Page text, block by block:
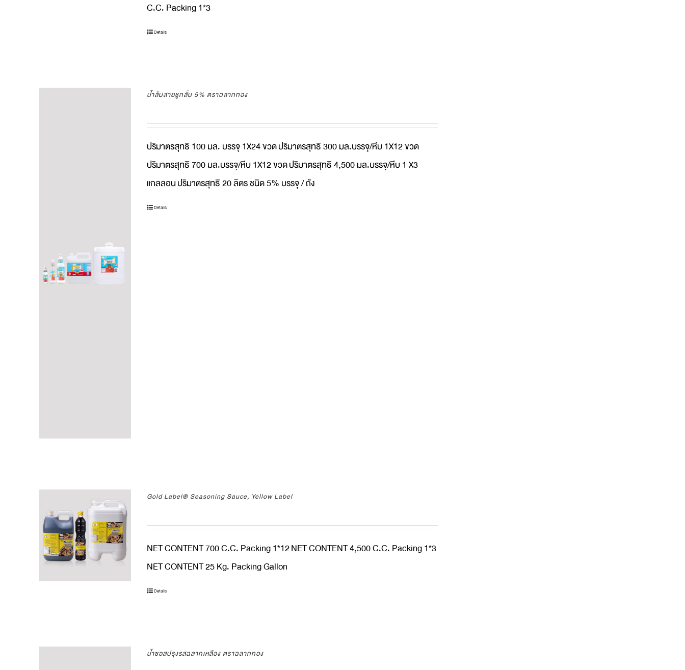
C.C. Packing 1*3
Details
น้ำส้มสายชูกลั่น 5% ตราฉลากทอง
ปริมาตรสุทธิ 100 มล. บรรจุ 1X24 ขวดปริมาตรสุทธิ 300 มล.บรรจุ/หีบ 1X12 ขวด
ปริมาตรสุทธิ 700 มล.บรรจุ/หีบ 1X12 ขวดปริมาตรสุทธิ 4,500 มล.บรรจุ/หีบ 1 X3
แกลลอนปริมาตรสุทธิ 20 ลิตร ชนิด 5% บรรจุ / ถัง
Details
Gold Label® Seasoning Sauce, Yellow Label
NET CONTENT 700 C.C. Packing 1*12NET CONTENT 4,500 C.C. Packing 1*3
NET CONTENT 25 Kg. Packing Gallon
Details
น้ำซอสปรุงรสฉลากเหลือง ตราฉลากทอง